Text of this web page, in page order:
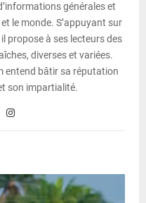
générales et
le monde. S’appuyant sur
propose à ses lecteurs des
diverses et variées.
entend bâtir sa réputation
son impartialité.